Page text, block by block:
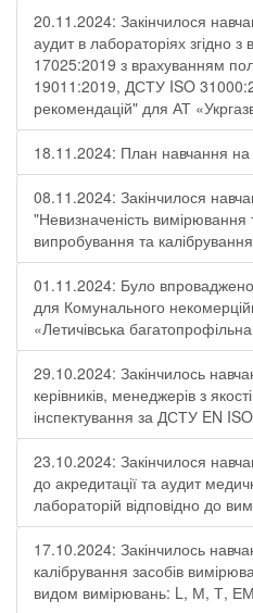
20.11.2024: Закінчилося
аудит в лабораторіях згідно
17025:2019 з врахуванням
19011:2019, ДСТУ ISO
рекомендацій" для АТ
18.11.2024: План навчання на
08.11.2024: Закінчилося
"Невизначеність вимірювання
випробування та
01.11.2024: Було
для Комунального
«Летичівська
29.10.2024: Закінчилось
керівників, менеджерів з
інспектування за ДСТУ EN
23.10.2024: Закінчилося
до акредитації та аудит
лабораторій відповідно до
17.10.2024: Закінчилось
калібрування засобів
видом вимірювань: L, М, Т,